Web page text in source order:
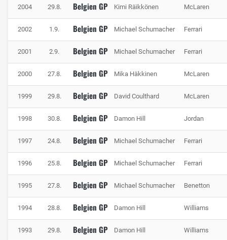
Auf einer schnellen Runde können sie ähnlich wie La
Source entscheidend sein, denn wer hier nicht die perfekte
Ausgangsgeschwindigkeit mitnimmt, verliert auf dem
Bergauf-Run durch Blanchimont in Richtung Bus-Stop viel
Zeit. Die ehemalige Mutkurve Blanchimont kann in der
Formel 1 seit Jahren mit Vollgas durchfahren werden.
Die seit den frühen 2000er Jahren mehrfach umgebaute
Bus-Stop ist der mit Abstand härteste Anbremspunkt auf
der Runde und damit auch die beste Überholmöglichkeit.
Haben die Fahrer die Rechts-Links-Kombination passiert,
befinden sie sich bereits auf der vegleichsweise kurzen
Start- und Zielgeraden.
2004 29.8. Belgien GP Kimi Räikkönen McLaren
2002 1.9. Belgien GP Michael Schumacher Ferrari
2001 2.9. Belgien GP Michael Schumacher Ferrari
2000 27.8. Belgien GP Mika Häkkinen McLaren
1999 29.8. Belgien GP David Coulthard McLaren
1998 30.8. Belgien GP Damon Hill Jordan
1997 24.8. Belgien GP Michael Schumacher Ferrari
1996 25.8. Belgien GP Michael Schumacher Ferrari
1995 27.8. Belgien GP Michael Schumacher Benetton
1994 28.8. Belgien GP Damon Hill Williams
1993 29.8. Belgien GP Damon Hill Williams